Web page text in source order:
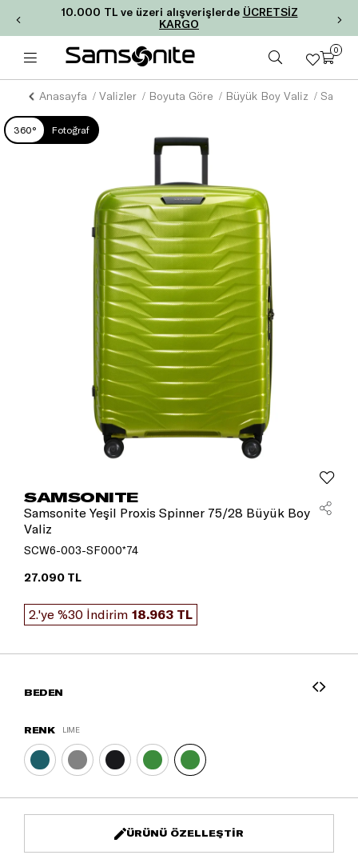
10.000 TL ve üzeri alışverişlerde ÜCRETSİZ
KARGO
0
Anasayfa Valizler Boyuta Göre Büyük Boy Valiz
360° Fotoğraf
SAMSONITE
Samsonite Yeşil Proxis Spinner 75/28 Büyük Boy
Valiz
SCW6-003-SF000*74
27.090 TL
2.'ye %30 İndirim 18.963 TL
BEDEN
RENK LIME
ÜRÜNÜ ÖZELLEŞTIR